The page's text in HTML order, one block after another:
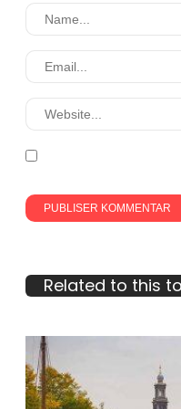
Related to this